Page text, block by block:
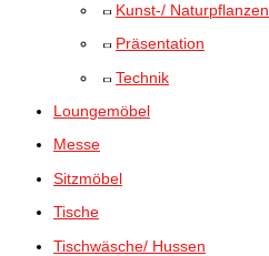
Kunst-/ Naturpflanzen
Präsentation
Technik
Loungemöbel
Messe
Sitzmöbel
Tische
Tischwäsche/ Hussen